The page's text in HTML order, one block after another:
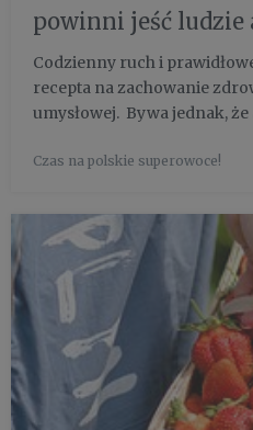
powinni jeść
Które gatunki
widzieliśmy na
badania Kantar i
sektora
Codzienny ruch i
recepta na zachowanie
umysłowej. Bywa jednak,
popełniają wiele błędów
nich to zbyt mała ilość
Czas na polskie superowoce!